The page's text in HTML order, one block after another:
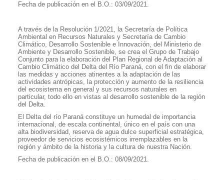
Fecha de publicación en el B.O.: 03/09/2021.
A través de la Resolución 1/2021, la Secretaría de Política
Ambiental en Recursos Naturales y Secretaría de Cambio
Climático, Desarrollo Sostenible e Innovación, del Ministerio de
Ambiente y Desarrollo Sostenible, se crea el Grupo de Trabajo
Conjunto para la elaboración del Plan Regional de Adaptación al
Cambio Climático del Delta del Río Paraná, con el fin de elaborar
las medidas y acciones atinentes a la adaptación de las
actividades antrópicas, la protección y aumento de la resiliencia
del ecosistema en general y sus recursos naturales en
particular, todo ello en vistas al desarrollo sostenible de la región
del Delta.
El Delta del río Paraná constituye un humedal de importancia
internacional, de escala continental, único en el país con una
alta biodiversidad, reserva de agua dulce superficial estratégica,
proveedor de servicios ecosistémicos irremplazables en la
región y ámbito de la historia y la cultura de nuestra Nación.
Fecha de publicación en el B.O.: 08/09/2021.